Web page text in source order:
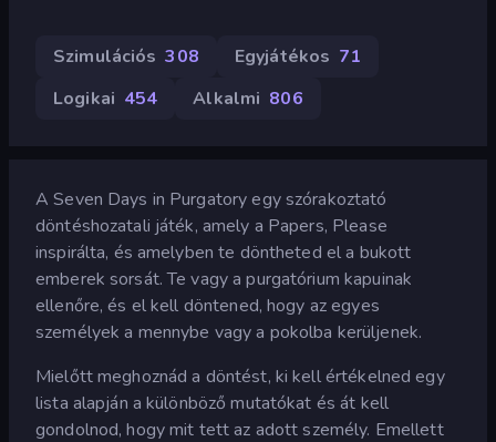
Szimulációs 308 Egyjátékos 71
Logikai 454 Alkalmi 806
A Seven Days in Purgatory egy szórakoztató
döntéshozatali játék, amely a Papers, Please
inspirálta, és amelyben te döntheted el a bukott
emberek sorsát. Te vagy a purgatórium kapuinak
ellenőre, és el kell döntened, hogy az egyes
személyek a mennybe vagy a pokolba kerüljenek.
Mielőtt meghoznád a döntést, ki kell értékelned egy
lista alapján a különböző mutatókat és át kell
gondolnod, hogy mit tett az adott személy. Emellett